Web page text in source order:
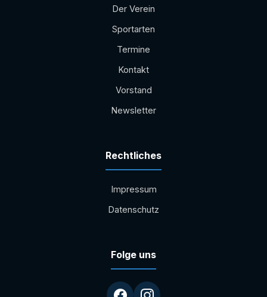
Der Verein
Sportarten
Termine
Kontakt
Vorstand
Newsletter
Rechtliches
Impressum
Datenschutz
Folge uns